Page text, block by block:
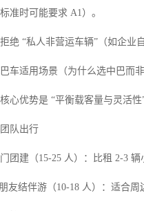
准时可能要求 A1）。
绝 “私人非营运车辆”（如企业
车适用场景（为什么选中巴而
心优势是 “平衡载客量与灵活性
队出行
团建（15-25 人）：比租 2-3
友结伴游（10-18 人）：适合